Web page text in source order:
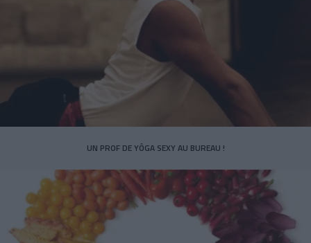
UN PROF DE YÔGA SEXY AU BUREAU !